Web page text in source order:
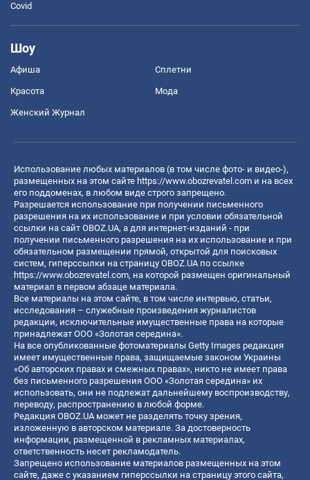
Covid
Шоу
Афиша Сплетни
Красота Мода
Женский Журнал
Использование любых материалов (в том числе фото- и видео-),
размещенных на этом сайте https://www.obozrevatel.com и на всех
его поддоменах, в любом виде строго запрещено.
Разрешается использование при получении письменного
разрешения на их использование и при условии обязательной
ссылки на сайт OBOZ.UA, а для интернет-изданий - при
получении письменного разрешения на их использование и при
обязательном размещении прямой, открытой для поисковых
систем, гиперссылки на страницу OBOZ.UA по ссылке
https://www.obozrevatel.com, на которой размещен оригинальный
материал в первом абзаце материала.
Все материалы на этом сайте, в том числе интервью, статьи,
исследования – служебные произведения журналистов
редакции, исключительные имущественные права на которые
принадлежат ООО «Золотая середина».
На все опубликованные фотоматериалы Getty Images редакция
имеет имущественные права, защищаемые законом Украины
«Об авторских правах и смежных правах», никто не имеет права
без письменного разрешения ООО «Золотая середина» их
использовать, они не подлежат дальнейшему воспроизводству,
переводу, распространению в любой форме.
Редакция OBOZ.UA может не разделять точку зрения,
изложенную в авторском материале. За достоверность
информации, размещенной в рекламных материалах,
ответственность несет рекламодатель.
Запрещено использование материалов размещенных на этом
сайте, даже с указанием гиперссылки на страницу этого сайта,